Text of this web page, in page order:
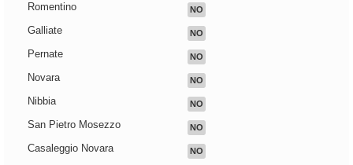
Romentino NO
Galliate NO
Pernate NO
Novara NO
Nibbia NO
San Pietro Mosezzo NO
Casaleggio Novara NO